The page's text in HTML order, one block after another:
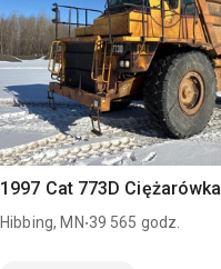
1997 Cat 773D Ciężarówka
Hibbing, MN.39 565 godz.